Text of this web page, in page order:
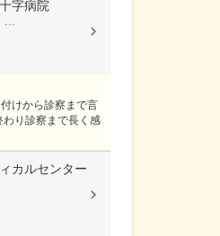
字病院
...
けから診察まで言
り診察まで長く感
カルセンター